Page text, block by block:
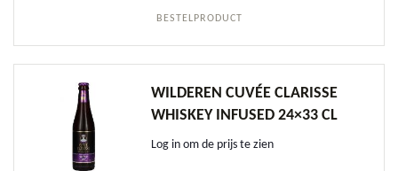
BESTELPRODUCT
WILDEREN CUVÉE CLARISSE
WHISKEY INFUSED 24×33 CL
Log in om de prijs te zien